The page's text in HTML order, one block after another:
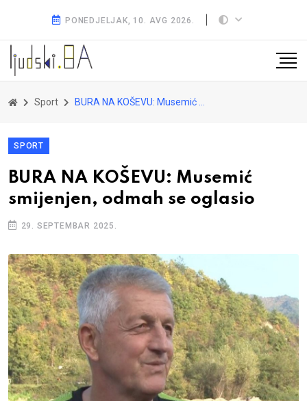
PONEDJELJAK, 10. AVG 2026.
Sport BURA NA KOŠEVU: Musemić smijenjen, odmah se oglasio
SPORT
BURA NA KOŠEVU: Musemić
smijenjen, odmah se oglasio
29. SEPTEMBAR 2025.